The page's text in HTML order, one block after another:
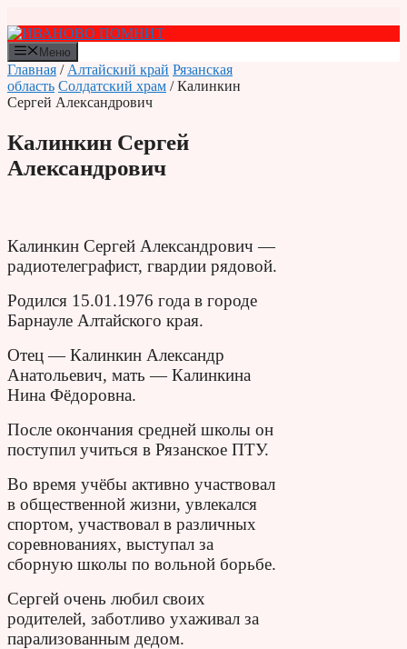
к
содержимому
Меню
Главная / Алтайский край Рязанская
область Солдатский храм / Калинкин
Сергей Александрович
Калинкин Сергей
Александрович
Калинкин Сергей Александрович —
радиотелеграфист, гвардии рядовой.
Родился 15.01.1976 года в городе
Барнауле Алтайского края.
Отец — Калинкин Александр
Анатольевич, мать — Калинкина
Нина Фёдоровна.
После окончания средней школы он
поступил учиться в Рязанское ПТУ.
Во время учёбы активно участвовал
в общественной жизни, увлекался
спортом, участвовал в различных
соревнованиях, выступал за
сборную школы по вольной борьбе.
Сергей очень любил своих
родителей, заботливо ухаживал за
парализованным дедом.